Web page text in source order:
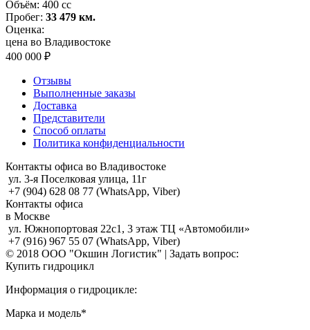
Объём: 400 cc
Пробег: 33 479 км.
Оценка:
цена во Владивостоке
400 000 ₽
Отзывы
Выполненные заказы
Доставка
Представители
Способ оплаты
Политика конфиденциальности
Контакты офиса во Владивостоке
ул. 3-я Поселковая улица, 11г
+7 (904) 628 08 77 (WhatsApp, Viber)
Контакты офиса
в Москве
ул. Южнопортовая 22с1, 3 этаж ТЦ «Автомобили»
+7 (916) 967 55 07 (WhatsApp, Viber)
© 2018 ООО "Окшин Логистик" | Задать вопрос:
Купить гидроцикл
Информация о гидроцикле:
Марка и модель*